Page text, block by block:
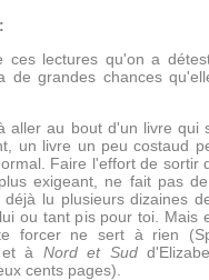
ces lectures qu'on a
de grandes chances
aller au bout d'un livre qui
un livre un peu costaud
Faire l'effort de sortir
exigeant, ne fait pas
lu plusieurs dizaines
ou tant pis pour toi. Mais
forcer ne sert à rien
à Nord et Sud
cents pages).